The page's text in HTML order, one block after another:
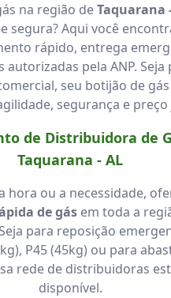
na região deTaquarana
segura? Aqui você
rápido, entrega
pela ANP. Seja
seu botijão de
segurança e
de Distribuidora de
Taquarana - AL
hora ou a necessidade,
de gás em toda a
para reposição
P45 (45kg) ou para
rede de distribuidoras
disponível.